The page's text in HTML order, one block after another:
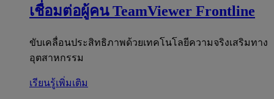
เชื่อมต่อผู้คน TeamViewer Frontline
ขับเคลื่อนประสิทธิภาพด้วยเทคโนโลยีความจริงเสริมทาง
อุตสาหกรรม
เรียนรู้เพิ่มเติม